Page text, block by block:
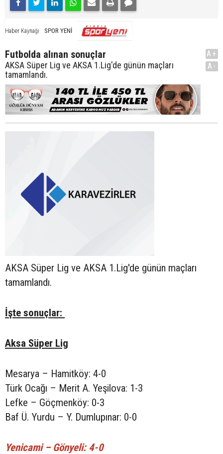
Haber Kaynağı SPOR YENİ
Futbolda alınan sonuçlar
AKSA Süper Lig ve AKSA 1.Lig'de günün maçları
tamamlandı.
A+
A-
AKSA Süper Lig ve AKSA 1.Lig'de günün maçları
tamamlandı.
İşte sonuçlar:
Aksa Süper Lig
Mesarya – Hamitköy: 4-0
Türk Ocağı – Merit A. Yeşilova: 1-3
Lefke – Göçmenköy: 0-3
Baf Ü. Yurdu – Y. Dumlupınar: 0-0
Yenicami – Gönyeli: 4-0